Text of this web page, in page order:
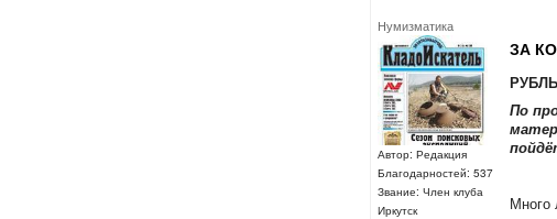
Нумизматика
Автор: Редакция
Благодарностей: 537
Звание: Член клуба
Иркутск
ЗА
По
Много